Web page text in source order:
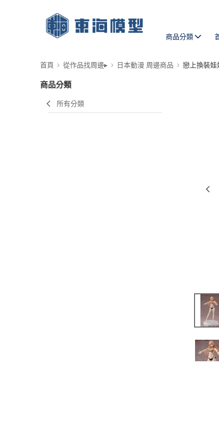
商品分類
首頁 從作品找周邊▸ 日本動漫 周邊商品 戀上換裝娃
商品分類
所有分類